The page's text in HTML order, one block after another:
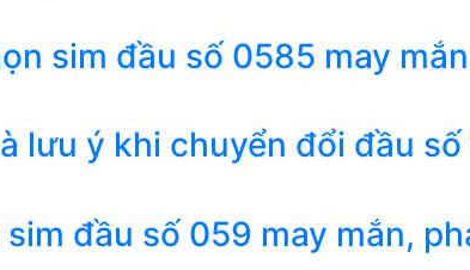
sim đầu số 0585 may
lưu ý khi chuyển đổi đầu số
đầu số 059 may mắn,